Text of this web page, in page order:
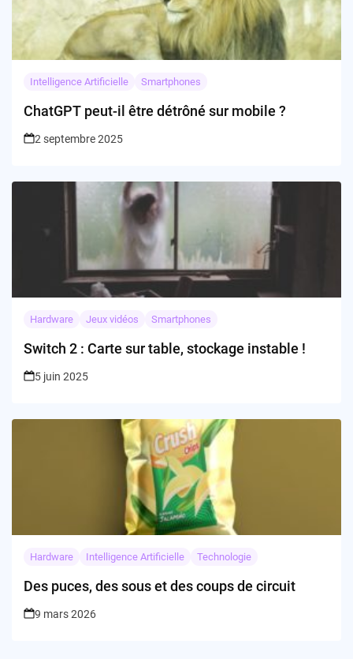
Intelligence Artificielle Smartphones
ChatGPT peut-il être détrôné sur mobile ?
2 septembre 2025
Hardware Jeux vidéos Smartphones
Switch 2 : Carte sur table, stockage instable !
5 juin 2025
Hardware Intelligence Artificielle Technologie
Des puces, des sous et des coups de circuit
9 mars 2026